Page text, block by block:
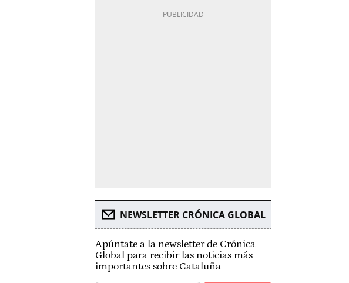
NEWSLETTER CRÓNICA GLOBAL
Apúntate a la newsletter de Crónica
Global para recibir las noticias más
importantes sobre Cataluña